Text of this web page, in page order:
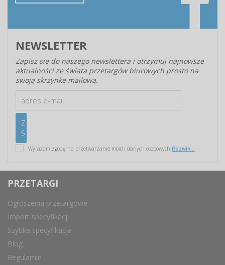
NEWSLETTER
Zapisz się do naszego newslettera i otrzymuj najnowsze
aktualności ze świata przetargów biurowych prosto na
swoją skrzynkę mailową.
Wyrażam zgodę na przetwarzanie moich danych osobowych Rozwiń...
PRZETARGI
Ogłoszenia przetargowe
Import specyfikacji
Szybka specyfikacja
Blog
Regulamin